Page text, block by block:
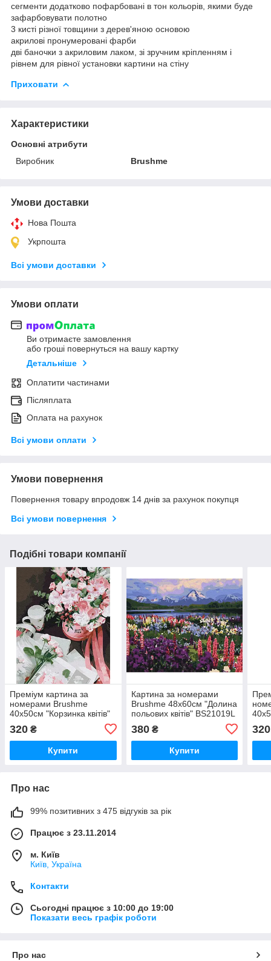
сегменти додатково пофарбовані в тон кольорів, якими буде
зафарбовувати полотно
3 кисті різної товщини з дерев'яною основою
акрилові пронумеровані фарби
дві баночки з акриловим лаком, зі зручним кріпленням і
рівнем для рівної установки картини на стіну
Приховати
Характеристики
Основні атрибути
Виробник
Brushme
Умови доставки
Нова Пошта
Укрпошта
Всі умови доставки
Умови оплати
Ви отримаєте замовлення
або гроші повернуться на вашу картку
Детальніше
Оплатити частинами
Післяплата
Оплата на рахунок
Всі умови оплати
Умови повернення
Повернення товару впродовж 14 днів за рахунок покупця
Всі умови повернення
Подібні товари компанії
Преміум картина за
номерами Brushme
40x50см "Корзинка квітів"
320 ₴
Купити
Картина за номерами
Brushme 48x60см "Долина
польових квітів" BS21019L
380₴
Купити
320
Про нас
99% позитивних з 475 відгуків за рік
Працює з 23.11.2014
м. Київ
Київ, Україна
Контакти
Сьогодні працює з 10:00 до 19:00
Показати весь графік роботи
Про нас